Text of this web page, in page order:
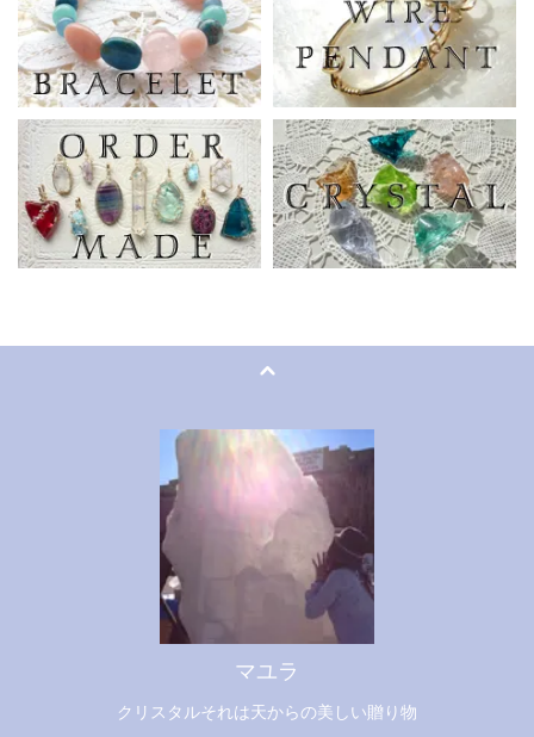
マユラ
クリスタルそれは天からの美しい贈り物